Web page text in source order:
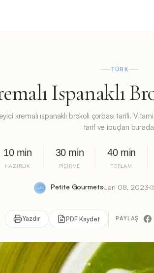
TÜRK
Ispanaklı
kremalı ıspanaklı brokoli çorbası tarifi.
tarif ve ipuçları
10 min
HAZIRLIK
30 min
PIŞIRME
40 min
TOPLAM
Petite GourmetsJan 08, 2023
Yazdır PDF Kaydet PAYLAŞ